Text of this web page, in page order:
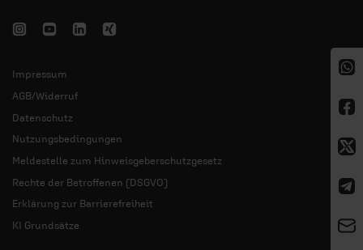
Impressum
AGB/Widerruf
Datenschutz
Nutzungsbedingungen
Meldestelle zum Hinweisgeberschutzgesetz
Rechte der Betroffenen (DSGVO)
Erklärung zur Barrierefreiheit
KI Grundsätze